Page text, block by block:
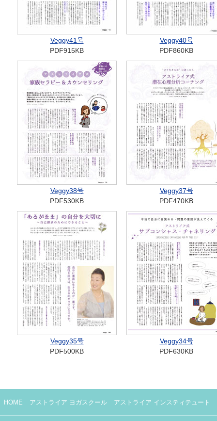
Veggy41号
PDF915KB
Veggy40号
PDF860KB
Veggy38号
PDF530KB
Veggy37号
PDF470KB
Veggy35号
PDF500KB
Veggy34号
PDF630KB
HOME アストライア ヨガスクール アストライア インスティテュート